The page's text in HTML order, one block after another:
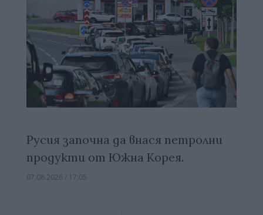
Русия започна да внася петролни
продукти от Южна Корея.
07.08.2026 / 17:05